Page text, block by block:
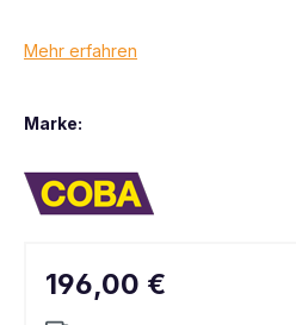
Mehr erfahren
Marke:
196,00 €